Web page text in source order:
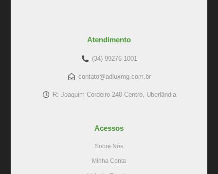
Atendimento
(34) 99276-1001
contato@adluxmg.com.br
R: Joaquim Cordeiro 240 Centro, Uberlândia
Acessos
Sobre Nós
Minha Conta